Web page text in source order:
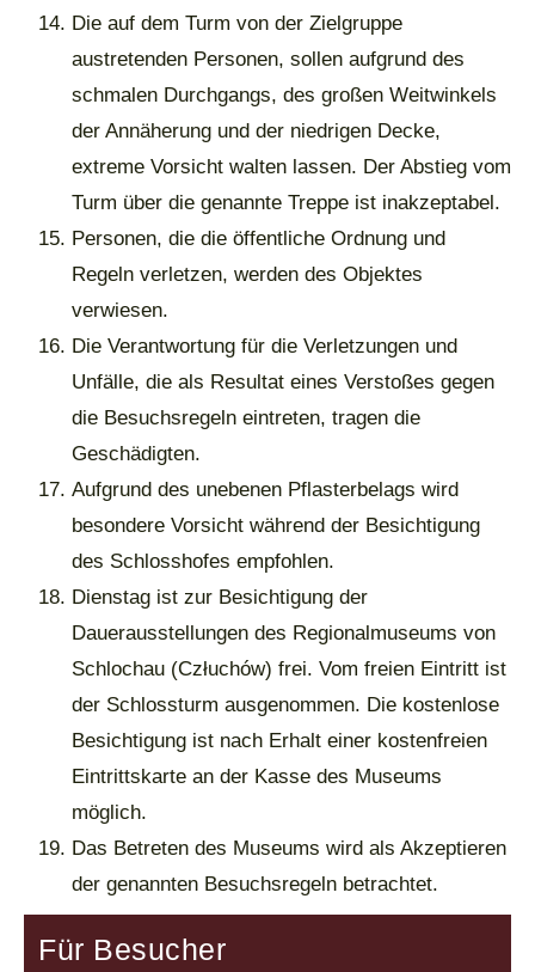
Die auf dem Turm von der Zielgruppe
austretenden Personen, sollen aufgrund des
schmalen Durchgangs, des großen Weitwinkels
der Annäherung und der niedrigen Decke,
extreme Vorsicht walten lassen. Der Abstieg vom
Turm über die genannte Treppe ist inakzeptabel.
Personen, die die öffentliche Ordnung und
Regeln verletzen, werden des Objektes
verwiesen.
Die Verantwortung für die Verletzungen und
Unfälle, die als Resultat eines Verstoßes gegen
die Besuchsregeln eintreten, tragen die
Geschädigten.
Aufgrund des unebenen Pflasterbelags wird
besondere Vorsicht während der Besichtigung
des Schlosshofes empfohlen.
Dienstag ist zur Besichtigung der
Dauerausstellungen des Regionalmuseums von
Schlochau (Człuchów) frei. Vom freien Eintritt ist
der Schlossturm ausgenommen. Die kostenlose
Besichtigung ist nach Erhalt einer kostenfreien
Eintrittskarte an der Kasse des Museums
möglich.
Das Betreten des Museums wird als Akzeptieren
der genannten Besuchsregeln betrachtet.
Für Besucher